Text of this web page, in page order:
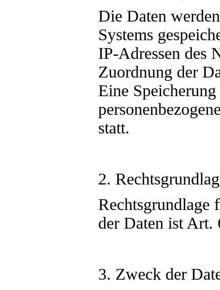
Die Daten
Systems
IP-Adressen des
Zuordnung der
Eine
statt.
2.
Rechtsgrundlage
der Daten ist
3. Zweck der